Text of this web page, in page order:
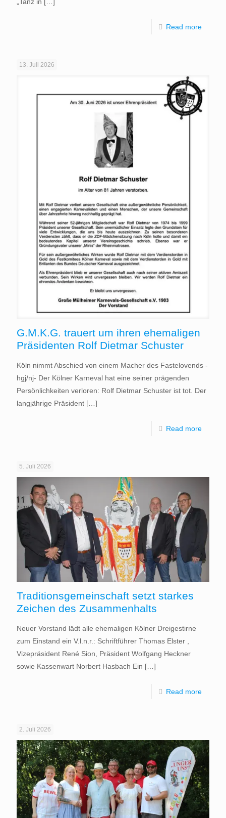
Read more
13. Juli 2026
G.M.K.G. trauert um ihren ehemaligen
Präsidenten Rolf Dietmar Schuster
Köln nimmt Abschied von einem Macher des Fastelovends -
hgj/nj- Der Kölner Karneval hat eine seiner prägenden
Persönlichkeiten verloren: Rolf Dietmar Schuster ist tot. Der
langjährige Präsident […]
Read more
5. Juli 2026
Traditionsgemeinschaft setzt starkes
Zeichen des Zusammenhalts
Neuer Vorstand lädt alle ehemaligen Kölner Dreigestirne
zum Einstand ein V.l.n.r.: Schriftführer Thomas Elster ,
Vizepräsident René Sion, Präsident Wolfgang Heckner
sowie Kassenwart Norbert Hasbach Ein […]
Read more
2. Juli 2026